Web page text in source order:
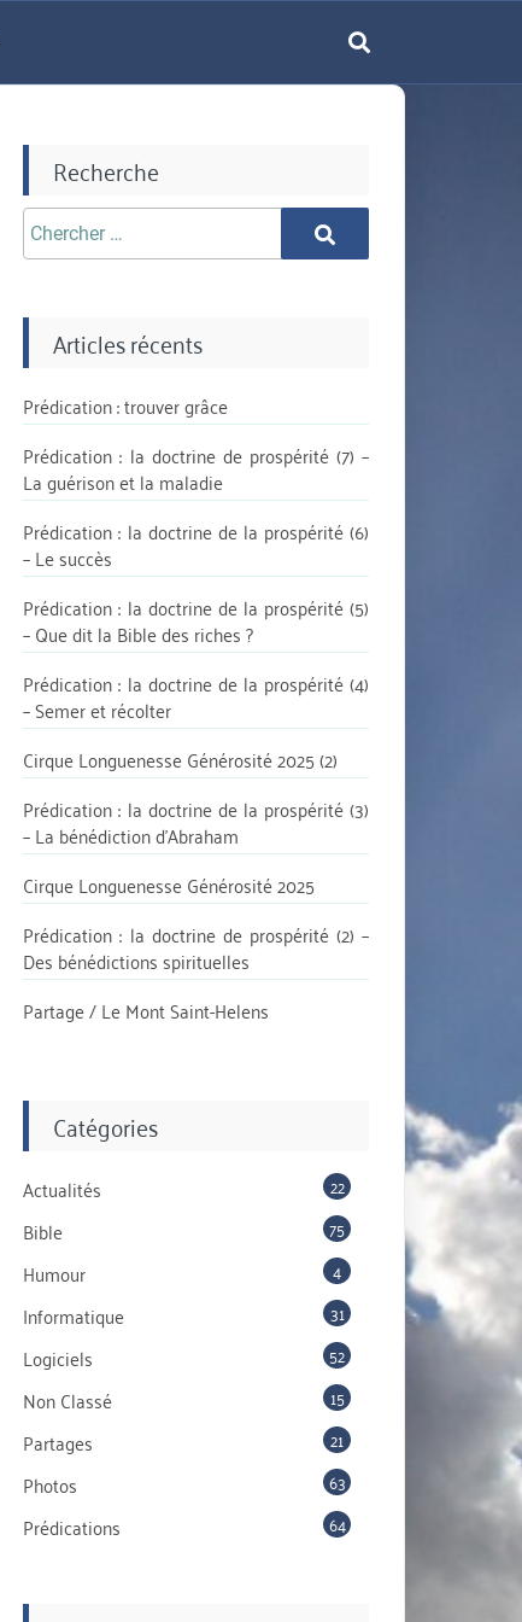
Recherche
Chercher
aprè:
Chercher
Articles récents
Prédication : trouver grâce
Prédication : la doctrine de prospérité (7) –
La guérison et la maladie
Prédication : la doctrine de la prospérité (6)
– Le succès
Prédication : la doctrine de la prospérité (5)
– Que dit la Bible des riches ?
Prédication : la doctrine de la prospérité (4)
– Semer et récolter
Cirque Longuenesse Générosité 2025 (2)
Prédication : la doctrine de la prospérité (3)
– La bénédiction d’Abraham
Cirque Longuenesse Générosité 2025
Prédication : la doctrine de prospérité (2) –
Des bénédictions spirituelles
Partage / Le Mont Saint-Helens
Catégories
Actualités 22
Bible 75
Humour 4
Informatique 31
Logiciels 52
Non Classé 15
Partages 21
Photos 63
Prédications 64